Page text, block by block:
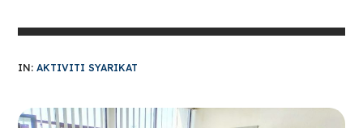
IN: AKTIVITI SYARIKAT